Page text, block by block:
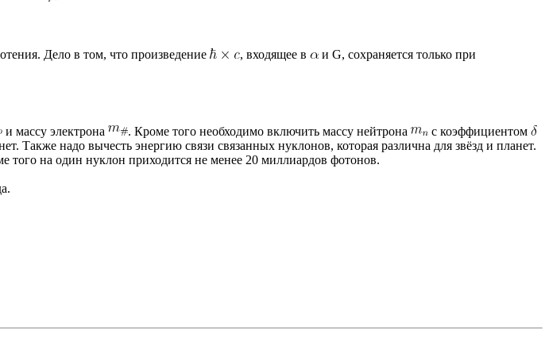
Дело в том, что произведение
, входящее в
и G, сохраняется только при
и массу электрона . Кроме того необходимо включить массу нейтрона
с коэффициентом
Также надо вычесть энергию связи связанных нуклонов, которая различна для звёзд и планет.
на один нуклон приходится не менее 20 миллиардов фотонов.